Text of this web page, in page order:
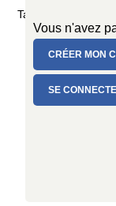
Taille : Ø 80/100 cm
Vous n'avez
CRÉER MON
SE